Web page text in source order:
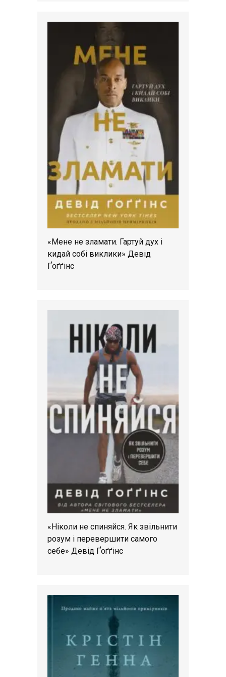
«Мене не зламати. Гартуй дух і
кидай собі виклики» Девід
Ґоґґінс
«Ніколи не спиняйся. Як звільнити
розум і перевершити самого
себе» Девід Ґоґґінс